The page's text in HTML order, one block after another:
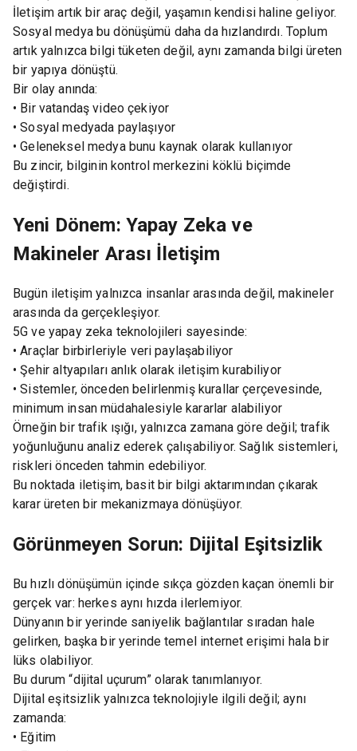
İletişim artık bir araç değil, yaşamın kendisi haline geliyor.
Sosyal medya bu dönüşümü daha da hızlandırdı. Toplum
artık yalnızca bilgi tüketen değil, aynı zamanda bilgi üreten
bir yapıya dönüştü.
Bir olay anında:
• Bir vatandaş video çekiyor
• Sosyal medyada paylaşıyor
• Geleneksel medya bunu kaynak olarak kullanıyor
Bu zincir, bilginin kontrol merkezini köklü biçimde
değiştirdi.
Yeni Dönem: Yapay Zeka ve
Makineler Arası İletişim
Bugün iletişim yalnızca insanlar arasında değil, makineler
arasında da gerçekleşiyor.
5G ve yapay zeka teknolojileri sayesinde:
• Araçlar birbirleriyle veri paylaşabiliyor
• Şehir altyapıları anlık olarak iletişim kurabiliyor
• Sistemler, önceden belirlenmiş kurallar çerçevesinde,
minimum insan müdahalesiyle kararlar alabiliyor
Örneğin bir trafik ışığı, yalnızca zamana göre değil; trafik
yoğunluğunu analiz ederek çalışabiliyor. Sağlık sistemleri,
riskleri önceden tahmin edebiliyor.
Bu noktada iletişim, basit bir bilgi aktarımından çıkarak
karar üreten bir mekanizmaya dönüşüyor.
Görünmeyen Sorun: Dijital Eşitsizlik
Bu hızlı dönüşümün içinde sıkça gözden kaçan önemli bir
gerçek var: herkes aynı hızda ilerlemiyor.
Dünyanın bir yerinde saniyelik bağlantılar sıradan hale
gelirken, başka bir yerinde temel internet erişimi hala bir
lüks olabiliyor.
Bu durum “dijital uçurum” olarak tanımlanıyor.
Dijital eşitsizlik yalnızca teknolojiyle ilgili değil; aynı
zamanda:
• Eğitim